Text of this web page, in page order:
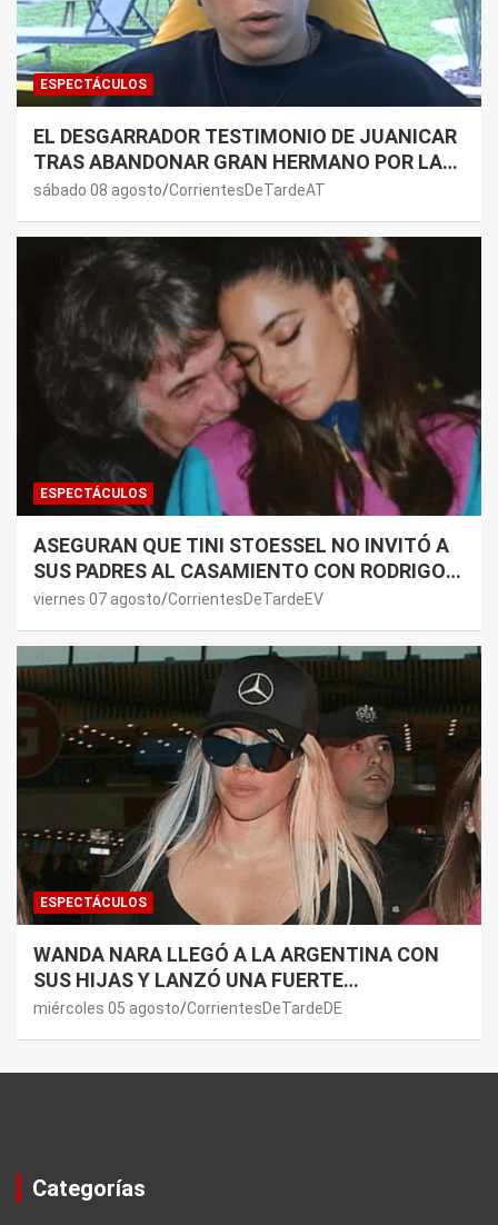
ESPECTÁCULOS
EL DESGARRADOR TESTIMONIO DE JUANICAR
TRAS ABANDONAR GRAN HERMANO POR LA
SALUD DE SU MAMÁ.
sábado 08 agosto CorrientesDeTardeAT
ESPECTÁCULOS
ASEGURAN QUE TINI STOESSEL NO INVITÓ A
SUS PADRES AL CASAMIENTO CON RODRIGO
DE PAUL: LOS MOTIVOS
viernes 07 agosto CorrientesDeTardeEV
ESPECTÁCULOS
WANDA NARA LLEGÓ A LA ARGENTINA CON
SUS HIJAS Y LANZÓ UNA FUERTE
PREMONICIÓN SOBRE MAURO ICARDI
miércoles 05 agosto CorrientesDeTardeDE
Categorías